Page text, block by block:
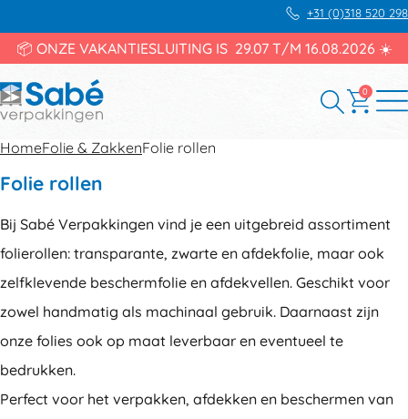
+31 (0)318 520 298
📦 ONZE VAKANTIESLUITING IS 29.07 T/M 16.08.2026 ☀️
0
HomeFolie & ZakkenFolie rollen
Folie rollen
Bij Sabé Verpakkingen vind je een uitgebreid assortiment
folierollen: transparante, zwarte en afdekfolie, maar ook
zelfklevende beschermfolie en afdekvellen. Geschikt voor
zowel handmatig als machinaal gebruik. Daarnaast zijn
onze folies ook op maat leverbaar en eventueel te
bedrukken.
Perfect voor het verpakken, afdekken en beschermen van